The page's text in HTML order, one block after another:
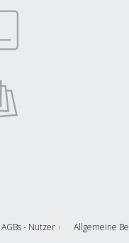
AGBs - Nutzer Allgemeine